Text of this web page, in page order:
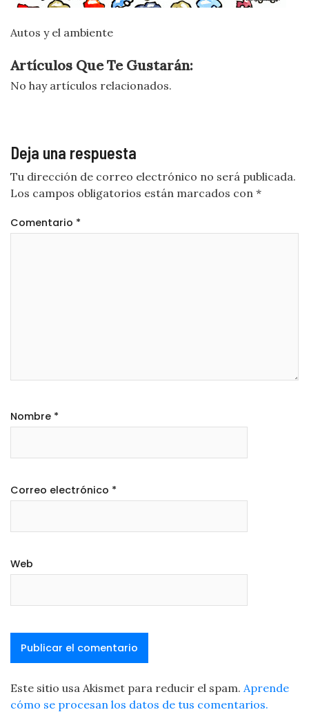
Autos y el ambiente
Artículos Que Te Gustarán:
No hay artículos relacionados.
Deja una respuesta
Tu dirección de correo electrónico no será publicada.
Los campos obligatorios están marcados con *
Comentario *
Nombre *
Correo electrónico *
Web
Este sitio usa Akismet para reducir el spam. Aprende
cómo se procesan los datos de tus comentarios.